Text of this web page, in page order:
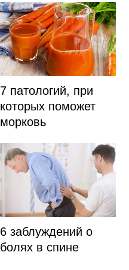
7 патологий, при
которых поможет
морковь
6 заблуждений о
болях в спине